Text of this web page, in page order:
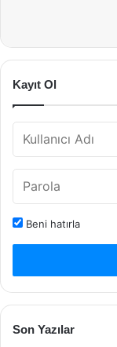
Kayıt Ol
Beni hatırla
Son Yazılar